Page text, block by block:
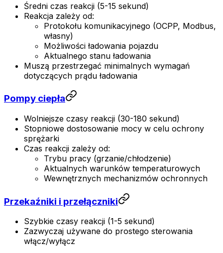
Średni czas reakcji (5-15 sekund)
Reakcja zależy od:
Protokołu komunikacyjnego (OCPP, Modbus,
własny)
Możliwości ładowania pojazdu
Aktualnego stanu ładowania
Muszą przestrzegać minimalnych wymagań
dotyczących prądu ładowania
Pompy ciepła
Wolniejsze czasy reakcji (30-180 sekund)
Stopniowe dostosowanie mocy w celu ochrony
sprężarki
Czas reakcji zależy od:
Trybu pracy (grzanie/chłodzenie)
Aktualnych warunków temperaturowych
Wewnętrznych mechanizmów ochronnych
Przekaźniki i przełączniki
Szybkie czasy reakcji (1-5 sekund)
Zazwyczaj używane do prostego sterowania
włącz/wyłącz